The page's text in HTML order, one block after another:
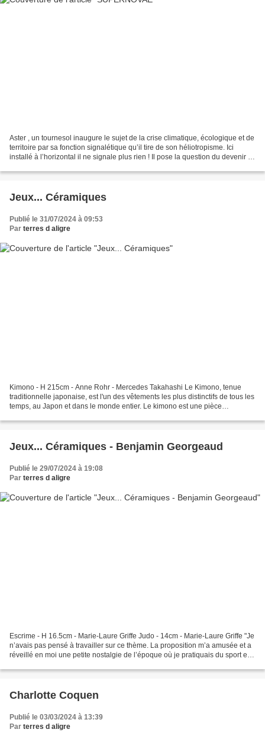
Aster , un tournesol inaugure le sujet de la crise climatique, écologique et de
territoire par sa fonction signalétique qu’il tire de son héliotropisme. Ici
installé à l’horizontal il ne signale plus rien ! Il pose la question du devenir :
Jeux... Céramiques
Publié le 31/07/2024 à 09:53
Par terres d aligre
Kimono - H 215cm - Anne Rohr - Mercedes Takahashi Le Kimono, tenue
traditionnelle japonaise, est l'un des vêtements les plus distinctifs de tous les
temps, au Japon et dans le monde entier. Le kimono est une pièce
Jeux... Céramiques - Benjamin Georgeaud
Publié le 29/07/2024 à 19:08
Par terres d aligre
Escrime - H 16.5cm - Marie-Laure Griffe Judo - 14cm - Marie-Laure Griffe "Je
n’avais pas pensé à travailler sur ce thème. La proposition m’a amusée et a
réveillé en moi une petite nostalgie de l’époque où je pratiquais du sport en
Charlotte Coquen
Publié le 03/03/2024 à 13:39
Par terres d aligre